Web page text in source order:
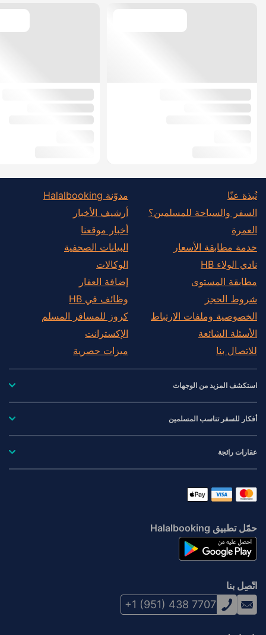
نُبذة عنّا
السفر والسياحة للمسلمين؟
العمرة
خدمة مطابقة الأسعار
نادي الولاء HB
مطابقة المستوى
شروط الحجز
الخصوصية وملفات الارتباط
الأسئلة الشائعة
للاتصال بنا
مدوّنة Halalbooking
أرشيف الأخبار
أخبار موقعنا
البيانات الصحفية
الوكالات
إضافة العقار
وظائف في HB
كروز للمسافر المسلم
الإكسترانت
ميزات حصرية
استكشف المزيد من الوجهات
أفكار للسفر تناسب المسلمين
عقارات رائجة
حمّل تطبيق Halalbooking
اتّصِل بنا
+1 (951) 438 7707